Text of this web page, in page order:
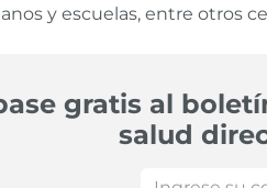
y escuelas, entre otros
gratis al
salud